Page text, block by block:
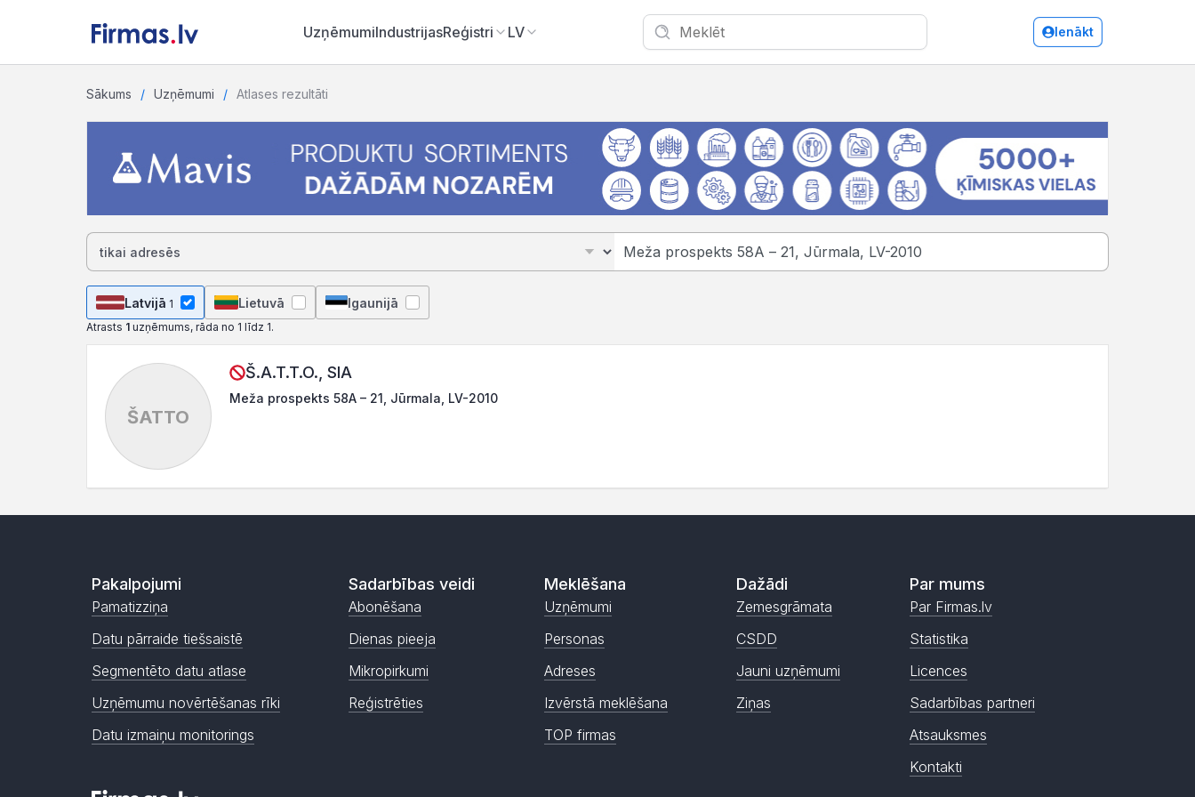
UzņēmumiIndustrijasReģistri LV Ienākt
Sākums Uzņēmumi Atlases rezultāti
Latvijā 1 Lietuvā Igaunijā
Atrasts 1 uzņēmums, rāda no 1 līdz 1.
ŠATTO
Š.A.T.T.O., SIA
Meža prospekts 58A – 21, Jūrmala, LV-2010
Pakalpojumi
Pamatizziņa
Datu pārraide tiešsaistē
Segmentēto datu atlase
Uzņēmumu novērtēšanas rīki
Datu izmaiņu monitorings
Sadarbības veidi
Abonēšana
Dienas pieeja
Mikropirkumi
Reģistrēties
Meklēšana
Uzņēmumi
Personas
Adreses
Izvērstā meklēšana
TOP firmas
Dažādi
Zemesgrāmata
CSDD
Jauni uzņēmumi
Ziņas
Par mums
Par Firmas.lv
Statistika
Licences
Sadarbības partneri
Atsauksmes
Kontakti